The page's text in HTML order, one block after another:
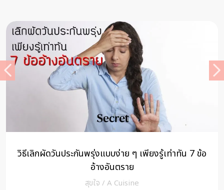
ท่าทัน 7 ข้อ
กรรมที่ฉันทำกับข้าวตอก เรื่องเล่า กฎแห่งกร
MIND